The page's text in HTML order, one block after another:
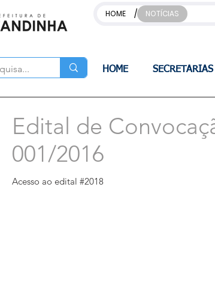
HOME / NOTÍCIAS
HOME SECRETARIAS
Edital de
001/2016
Acesso ao edital #2018